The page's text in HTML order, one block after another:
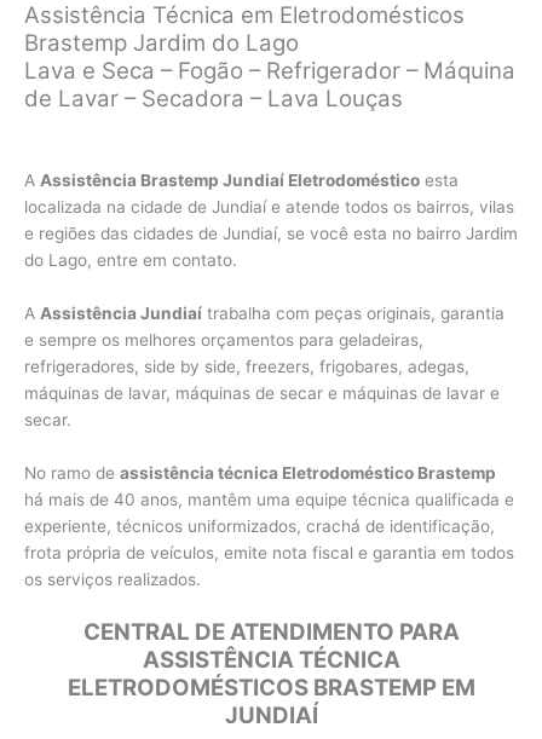
Assistência Técnica em Eletrodomésticos
Brastemp Jardim do Lago
Lava e Seca – Fogão – Refrigerador – Máquina
de Lavar – Secadora – Lava Louças
A Assistência Brastemp Jundiaí Eletrodoméstico esta
localizada na cidade de Jundiaí e atende todos os bairros, vilas
e regiões das cidades de Jundiaí, se você esta no bairro Jardim
do Lago, entre em contato.
A Assistência Jundiaí trabalha com peças originais, garantia
e sempre os melhores orçamentos para geladeiras,
refrigeradores, side by side, freezers, frigobares, adegas,
máquinas de lavar, máquinas de secar e máquinas de lavar e
secar.
No ramo de assistência técnica Eletrodoméstico Brastemp
há mais de 40 anos, mantêm uma equipe técnica qualificada e
experiente, técnicos uniformizados, crachá de identificação,
frota própria de veículos, emite nota fiscal e garantia em todos
os serviços realizados.
CENTRAL DE ATENDIMENTO PARA
ASSISTÊNCIA TÉCNICA
ELETRODOMÉSTICOS BRASTEMP EM
JUNDIAÍ